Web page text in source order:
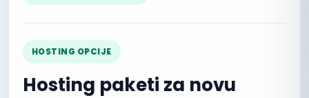
HOSTING OPCIJE
Hosting paketi za novu